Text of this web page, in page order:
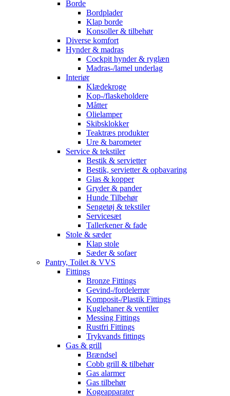
Borde
Bordplader
Klap borde
Konsoller & tilbehør
Diverse komfort
Hynder & madras
Cockpit hynder & ryglæn
Madras-/lamel underlag
Interiør
Klædekroge
Kop-/flaskeholdere
Måtter
Olielamper
Skibsklokker
Teaktræs produkter
Ure & barometer
Service & tekstiler
Bestik & servietter
Bestik, servietter & opbavaring
Glas & kopper
Gryder & pander
Hunde Tilbehør
Sengetøj & tekstiler
Servicesæt
Tallerkener & fade
Stole & sæder
Klap stole
Sæder & sofaer
Pantry, Toilet & VVS
Fittings
Bronze Fittings
Gevind-/fordelerrør
Komposit-/Plastik Fittings
Kuglehaner & ventiler
Messing Fittings
Rustfri Fittings
Trykvands fittings
Gas & grill
Brændsel
Cobb grill & tilbehør
Gas alarmer
Gas tilbehør
Kogeapparater